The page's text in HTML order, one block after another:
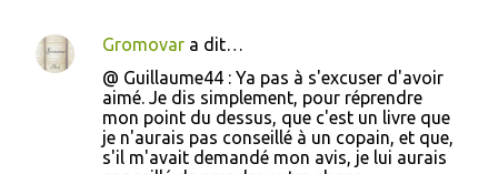
Gromovar a dit…
@ Guillaume44 : Ya pas à s'excuser d'avoir
aimé. Je dis simplement, pour réprendre
mon point du dessus, que c'est un livre que
je n'aurais pas conseillé à un copain, et que,
s'il m'avait demandé mon avis, je lui aurais